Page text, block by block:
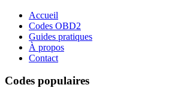
Accueil
Codes OBD2
Guides pratiques
À propos
Contact
Codes populaires